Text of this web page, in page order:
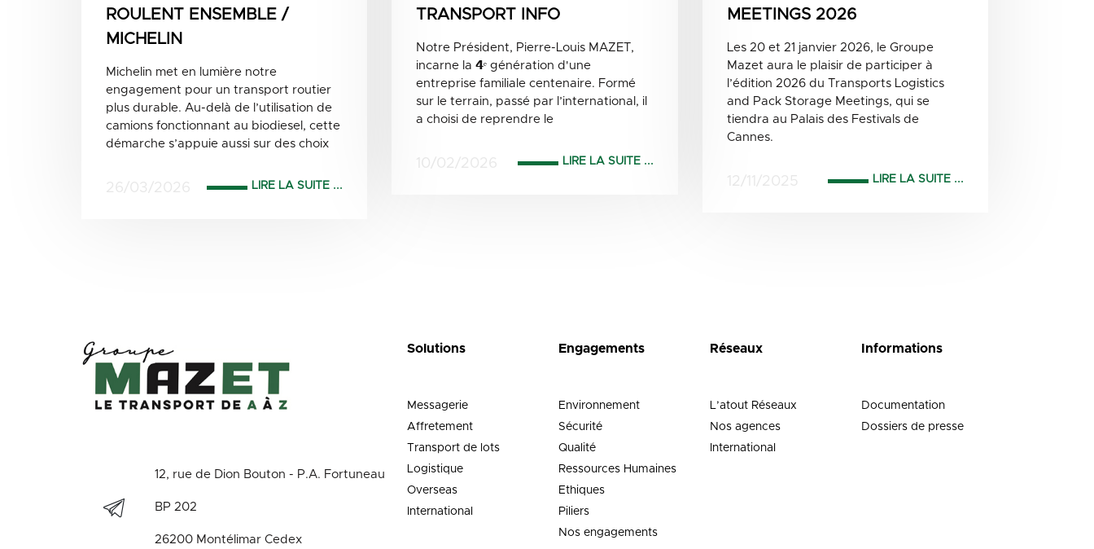
ROULENT ENSEMBLE /
MICHELIN
Michelin met en lumière notre
engagement pour un transport routier
plus durable. Au-delà de l’utilisation de
camions fonctionnant au biodiesel, cette
démarche s’appuie aussi sur des choix
26/03/2026 LIRE LA SUITE ...
TRANSPORT INFO
Notre Président, Pierre-Louis MAZET,
incarne la 𝟰ᵉ génération d'une
entreprise familiale centenaire. Formé
sur le terrain, passé par l’international, il
a choisi de reprendre le
10/02/2026 LIRE LA SUITE ...
MEETINGS 2026
Les 20 et 21 janvier 2026, le Groupe
Mazet aura le plaisir de participer à
l’édition 2026 du Transports Logistics
and Pack Storage Meetings, qui se
tiendra au Palais des Festivals de
Cannes.
12/11/2025 LIRE LA SUITE ...
12, rue de Dion Bouton - P.A. Fortuneau
BP 202
26200 Montélimar Cedex
Solutions
Messagerie
Affretement
Transport de lots
Logistique
Overseas
International
Engagements
Environnement
Sécurité
Qualité
Ressources Humaines
Ethiques
Piliers
Nos engagements
Réseaux
L’atout Réseaux
Nos agences
International
Informations
Documentation
Dossiers de presse